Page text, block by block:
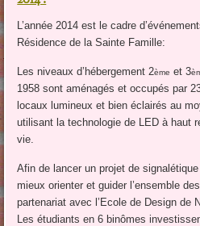
L’année 2014 est le cadre
Résidence de la Sainte Famille:
Les niveaux d’hébergement 2ème et 3
1958 sont aménagés et occupés par
locaux lumineux et bien éclairés au
utilisant la technologie de LED à haut
vie.
Afin de lancer un projet de
mieux orienter et guider l’ensemble
partenariat avec l’Ecole de Design de
Les étudiants en 6 binômes